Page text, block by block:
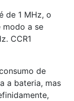
de 1 MHz, o
a se
CCR1
de
a bateria, mas